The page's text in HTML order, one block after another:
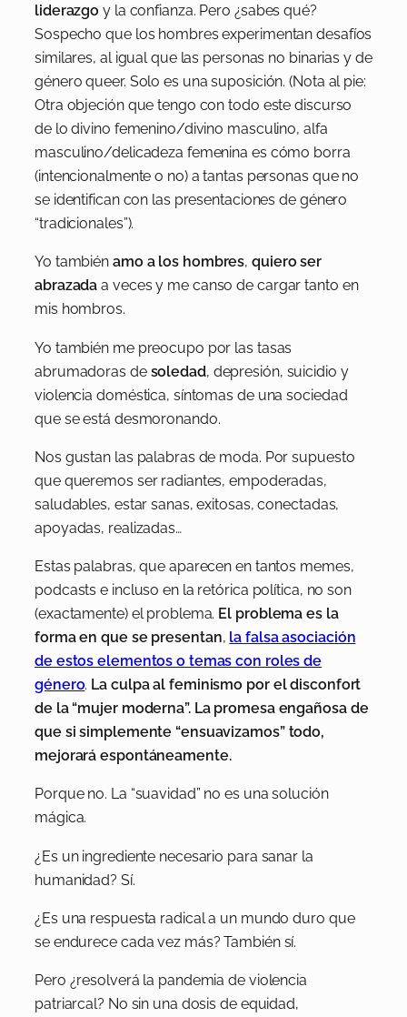
liderazgo y la confianza. Pero ¿sabes qué?
Sospecho que los hombres experimentan desafíos
similares, al igual que las personas no binarias y de
género queer. Solo es una suposición. (Nota al pie:
Otra objeción que tengo con todo este discurso
de lo divino femenino/divino masculino, alfa
masculino/delicadeza femenina es cómo borra
(intencionalmente o no) a tantas personas que no
se identifican con las presentaciones de género
“tradicionales”).
Yo también amo a los hombres,quiero ser
abrazada a veces y me canso de cargar tanto en
mis hombros.
Yo también me preocupo por las tasas
abrumadoras de soledad, depresión, suicidio y
violencia doméstica, síntomas de una sociedad
que se está desmoronando.
Nos gustan las palabras de moda. Por supuesto
que queremos ser radiantes, empoderadas,
saludables, estar sanas, exitosas, conectadas,
apoyadas, realizadas…
Estas palabras, que aparecen en tantos memes,
podcasts e incluso en la retórica política, no son
(exactamente) el problema. El problema es la
forma en que se presentan, la falsa asociación
de estos elementos o temas con roles de
género. La culpa al feminismo por el disconfort
de la “mujer moderna”. La promesa engañosa de
que si simplemente “ensuavizamos” todo,
mejorará espontáneamente.
Porque no. La “suavidad” no es una solución
mágica.
¿Es un ingrediente necesario para sanar la
humanidad? Sí.
¿Es una respuesta radical a un mundo duro que
se endurece cada vez más? También sí.
Pero ¿resolverá la pandemia de violencia
patriarcal? No sin una dosis de equidad,